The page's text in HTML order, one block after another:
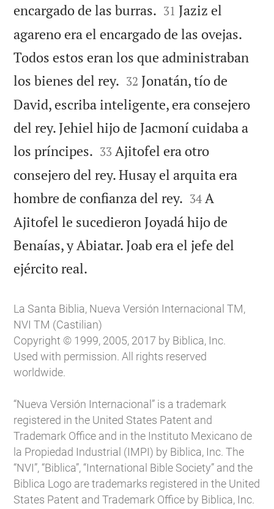
encargado de las burras. 

31 Jaziz el
agareno era el encargado de las ovejas.
Todos estos eran los que administraban
los bienes del rey. 

32 Jonatán, tío de
David, escriba inteligente, era consejero
del rey. Jehiel hijo de Jacmoní cuidaba a
los príncipes. 

33 Ajitofel era otro
consejero del rey. Husay el arquita era
hombre de confianza del rey. 

34 A
Ajitofel le sucedieron Joyadá hijo de
Benaías, y Abiatar. Joab era el jefe del
ejército real.
La Santa Biblia, Nueva Versión Internacional TM,
NVI TM (Castilian)
Copyright © 1999, 2005, 2017 by Biblica, Inc.
Used with permission. All rights reserved
worldwide.
“Nueva Versión Internacional” is a trademark
registered in the United States Patent and
Trademark Office and in the Instituto Mexicano de
la Propiedad Industrial (IMPI) by Biblica, Inc. The
“NVI”, “Biblica”, “International Bible Society” and the
Biblica Logo are trademarks registered in the United
States Patent and Trademark Office by Biblica, Inc.